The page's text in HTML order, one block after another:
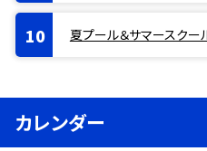
夏プール＆サマースクール
カレンダー